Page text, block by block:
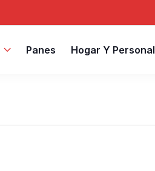
Panes Hogar Y Personal